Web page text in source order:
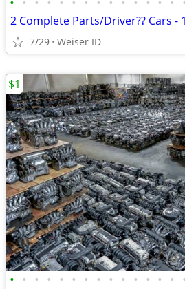
2 Complete Parts/Driver?? Cars -
7/29 Weiser ID
• • • • • • • • • • • • • • •
$1